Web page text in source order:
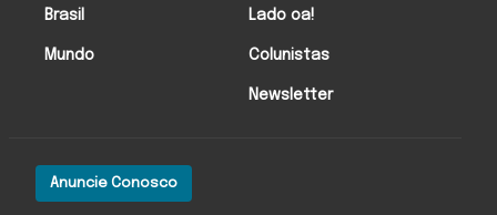
Anuncie Conosco
Brasil
Mundo
Lado oa!
Colunistas
Newsletter